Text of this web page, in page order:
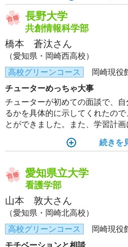
長野大学
共創情報科学部
橋本 蒼汰さん
（愛知県・岡崎西高校）
高校グリーンコース
岡崎現役
チューターめっちゃ大事
チューターが初めての面談で、
るかを具体的に示してくれたの
とができました。また、学習計
続きを
愛知県立大学
看護学部
山本 敦大さん
（愛知県・岡崎北高校）
高校グリーンコース
岡崎現役
モチベーションと相談